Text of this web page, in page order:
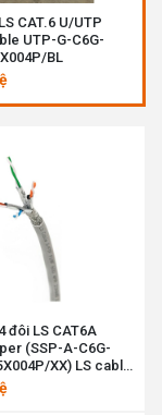
CAT.6 U/UTP
UTP-G-C6G-
BL
đôi LS CAT6A
(SSP-A-C6G-
XX) LS cable